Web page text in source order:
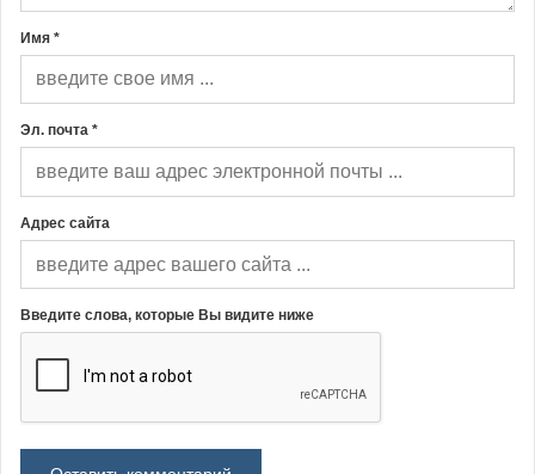
Имя *
Эл. почта *
Адрес сайта
Введите слова, которые Вы видите ниже